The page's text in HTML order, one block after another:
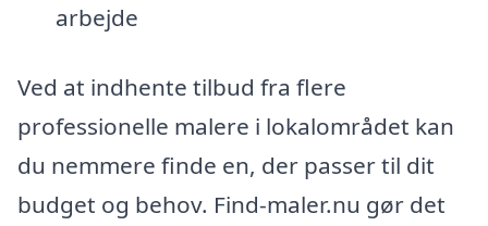
arbejde
Ved at indhente tilbud fra flere
professionelle malere i lokalområdet kan
du nemmere finde en, der passer til dit
budget og behov. Find-maler.nu gør det